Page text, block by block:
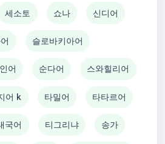
세소토 쇼나 신디어
슬로바키아어
어 순다어 스와힐리어
어 k 타밀어 타타르어
국어 티그리냐 송가